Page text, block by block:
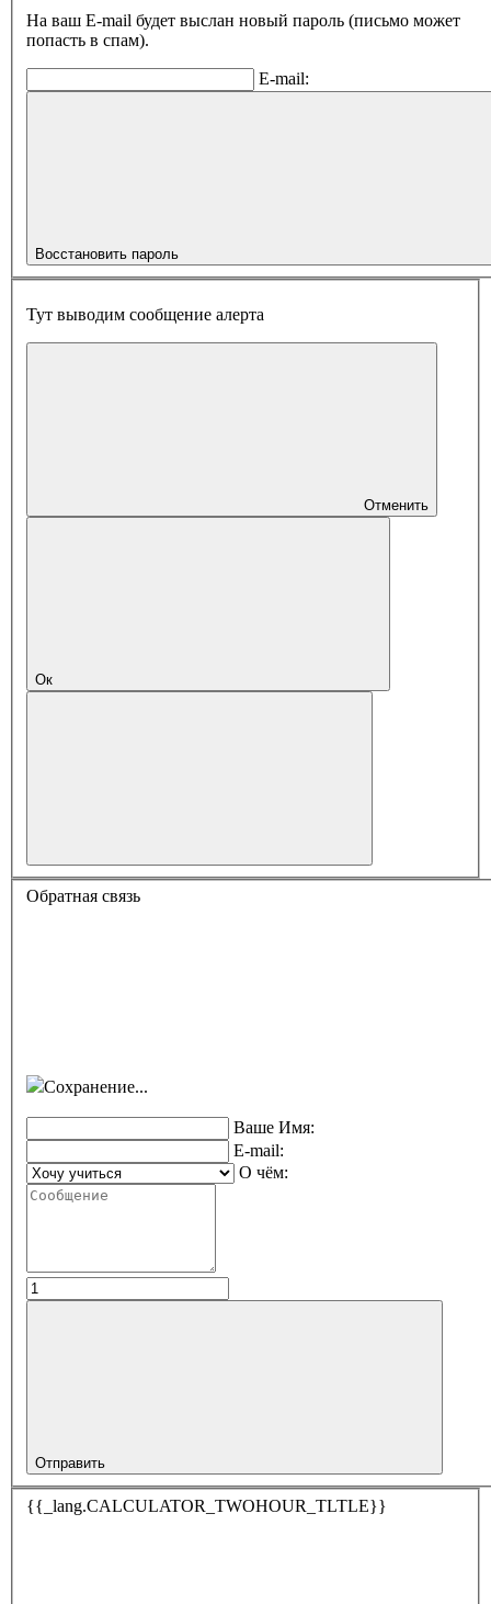
На ваш E-mail будет выслан новый пароль (письмо может
попасть в спам).
E-mail:
Восстановить пароль
Тут выводим сообщение алерта
Отменить
Ок
Обратная связь
Сохранение...
Ваше Имя:
E-mail:
О чём:
Отправить
{{_lang.CALCULATOR_TWOHOUR_TLTLE}}